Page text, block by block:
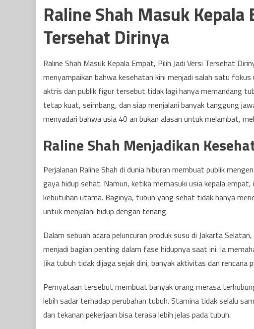
Raline Shah Masuk Kepala
Tersehat Dirinya
Raline Shah Masuk Kepala Empat, Pilih Jadi Versi Tersehat
menyampaikan bahwa kesehatan kini menjadi salah satu
aktris dan publik figur tersebut tidak lagi hanya memandang
tetap kuat, seimbang, dan siap menjalani banyak tanggung
menyadari bahwa usia 40 an bukan alasan untuk melambat,
Raline Shah Menjadikan
Perjalanan Raline Shah di dunia hiburan membuat publik
gaya hidup sehat. Namun, ketika memasuki usia kepala
kebutuhan utama. Baginya, tubuh yang sehat tidak hanya
untuk menjalani hidup dengan tenang.
Dalam sebuah acara peluncuran produk susu di Jakarta
menjadi bagian penting dalam fase hidupnya saat ini. Ia
Jika tubuh tidak dijaga sejak dini, banyak aktivitas dan rencana
Pernyataan tersebut membuat banyak orang merasa
lebih sadar terhadap perubahan tubuh. Stamina tidak selalu
dan tekanan pekerjaan bisa terasa lebih jelas pada tubuh.